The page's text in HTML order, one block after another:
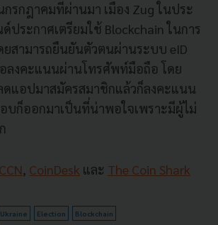
รกฎาคมทีผ่านมา เมือง Zug ในประ
ประกาศเตรียมใช้ Blockchain ในการ
ยสามารถยืนยันตัวตนผ่านระบบ eID
อลงคะแนนผ่านโทรศัพท์มือถือ โดย
ดแอปมาสมัครสมาชิกแล้วก็ลงคะแนน
บก็ออกมาเป็นที่น่าพอใจเพราะมีผู้ไม่
CCN, CoinDesk และ The Coin Shark
Ukraine Election Blockchain